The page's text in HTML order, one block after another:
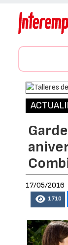
17/05/2016
1710